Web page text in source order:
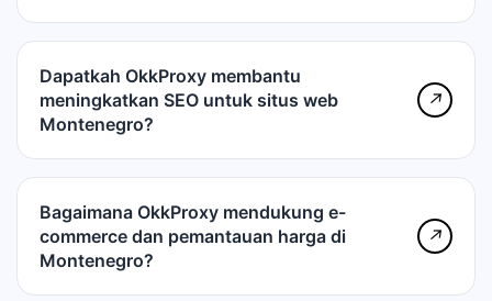
Dapatkah OkkProxy membantu
meningkatkan SEO untuk situs web
Montenegro?
↗
Bagaimana OkkProxy mendukung e-
commerce dan pemantauan harga di
Montenegro?
↗